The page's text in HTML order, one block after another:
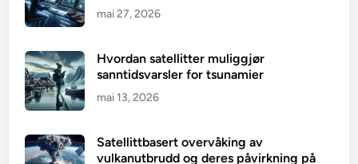
mai 27, 2026
Hvordan satellitter muliggjør
sanntidsvarsler for tsunamier
mai 13, 2026
Satellittbasert overvåking av
vulkanutbrudd og deres påvirkning på